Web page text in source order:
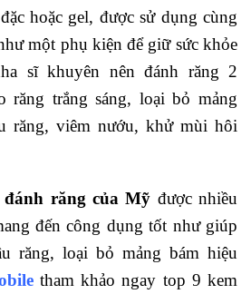
hoặc gel, được sử dụng cùng
một phụ kiện để giữ sức khỏe
sĩ khuyên nên đánh răng 2
răng trắng sáng, loại bỏ mảng
răng, viêm nướu, khử mùi hôi
đánh răng của Mỹ được nhiều
đến công dụng tốt như giúp
răng, loại bỏ mảng bám hiệu
tham khảo ngay top 9 kem